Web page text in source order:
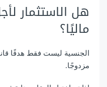
هل الاستثمار
ماليًا؟
الجنسية ليست فقط هدفًا
مزدوجًا.